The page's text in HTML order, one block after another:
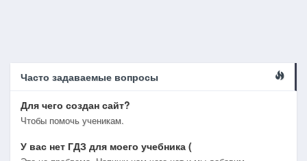
Часто задаваемые вопросы
Для чего создан сайт?
Чтобы помочь ученикам.
У вас нет ГДЗ для моего учебника (